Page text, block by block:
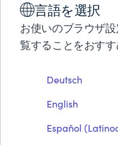
言語を選択
お使いのブラウザ
覧することをおすす
Deutsch
English
Español
ソリューション概要
メインフ
プリケー
グの品質向